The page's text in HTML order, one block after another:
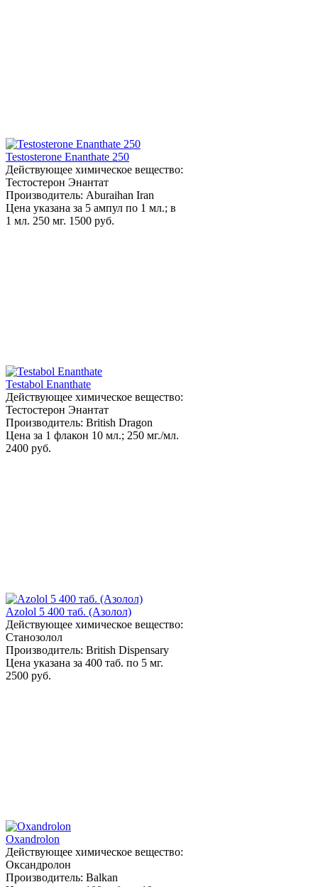
Testosterone Enanthate 250
Действующее химическое вещество:
Тестостерон Энантат
Производитель: Aburaihan Iran
Цена указана за 5 ампул по 1 мл.; в
1 мл. 250 мг. 1500 руб.
Testabol Enanthate
Действующее химическое вещество:
Тестостерон Энантат
Производитель: British Dragon
Цена за 1 флакон 10 мл.; 250 мг./мл.
2400 руб.
Azolol 5 400 таб. (Азолол)
Действующее химическое вещество:
Станозолол
Производитель: British Dispensary
Цена указана за 400 таб. по 5 мг.
2500 руб.
Oxandrolon
Действующее химическое вещество:
Оксандролон
Производитель: Balkan